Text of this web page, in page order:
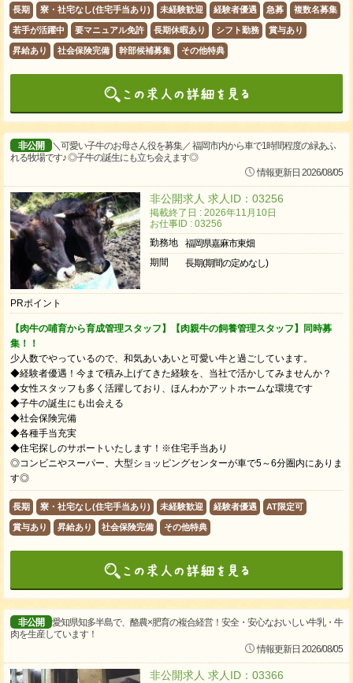
長期 寮・社宅なし(住宅手当あり) 未経験歓迎 経験者優遇 急募 複数名募集
若手が活躍中 要マニュアル免許 長期休暇あり シフト勤務 賞与あり
昇給あり 社会保険完備 幹部候補募集 その他特典
非公開
＼可愛い子牛のお母さん役を募集／ 福岡市内から車で1時間程度の緑あふ
れる牧場です♪ ◎子牛の誕生にも立ち会えます◎
情報更新日 2026/08/05
非公開求人 求人ID：03256
掲載終了日 : 2026年11月10日
お仕事ID : 03256
勤務地
福岡県嘉麻市東畑
期間
長期(期間の定めなし)
PRポイント
【肉牛の哺育から育成管理スタッフ】【肉親牛の飼養管理スタッフ】同時募
集！！
少人数でやっているので、和気あいあいと可愛い牛と過ごしています。
◆経験者優遇！今まで積み上げてきた経験を、当社で活かしてみませんか？
◆女性スタッフも多く活躍しており、ほんわかアットホームな環境です
◆子牛の誕生にも出会える
◆社会保険完備
◆各種手当充実
◆住宅探しのサポートいたします！※住宅手当あり
◎コンビニやスーパー、大型ショッピングセンターが車で5～6分圏内にありま
す◎
長期 寮・社宅なし(住宅手当あり) 未経験歓迎 経験者優遇 AT限定可
賞与あり 昇給あり 社会保険完備 その他特典
非公開
愛知県知多半島で、酪農×肥育の複合経営！安全・安心なおいしい牛乳・牛
肉を生産しています！
情報更新日 2026/08/05
非公開求人 求人ID：03366